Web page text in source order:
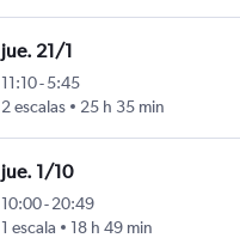
jue. 21/1
11:10-5:45
2 escalas
25 h 35 min
jue. 1/10
10:00-20:49
1 escala
18 h 49 min